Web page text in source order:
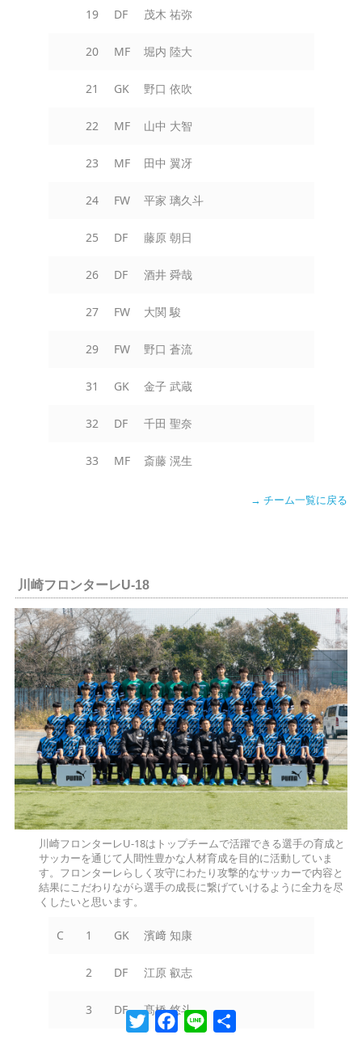
19 DF 茂木 祐弥
20 MF 堀内 陸大
21 GK 野口 依吹
22 MF 山中 大智
23 MF 田中 翼冴
24 FW 平家 璃久斗
25 DF 藤原 朝日
26 DF 酒井 舜哉
27 FW 大関 駿
29 FW 野口 蒼流
31 GK 金子 武蔵
32 DF 千田 聖奈
33 MF 斎藤 滉生
→ チーム一覧に戻る
川崎フロンターレU-18
川崎フロンターレU-18はトップチームで活躍できる選手の育成と
サッカーを通じて人間性豊かな人材育成を目的に活動していま
す。フロンターレらしく攻守にわたり攻撃的なサッカーで内容と
結果にこだわりながら選手の成長に繋げていけるように全力を尽
くしたいと思います。
C 1 GK 濱﨑 知康
2 DF 江原 叡志
3 DF 髙橋 悠斗
TwitterFacebook
Line